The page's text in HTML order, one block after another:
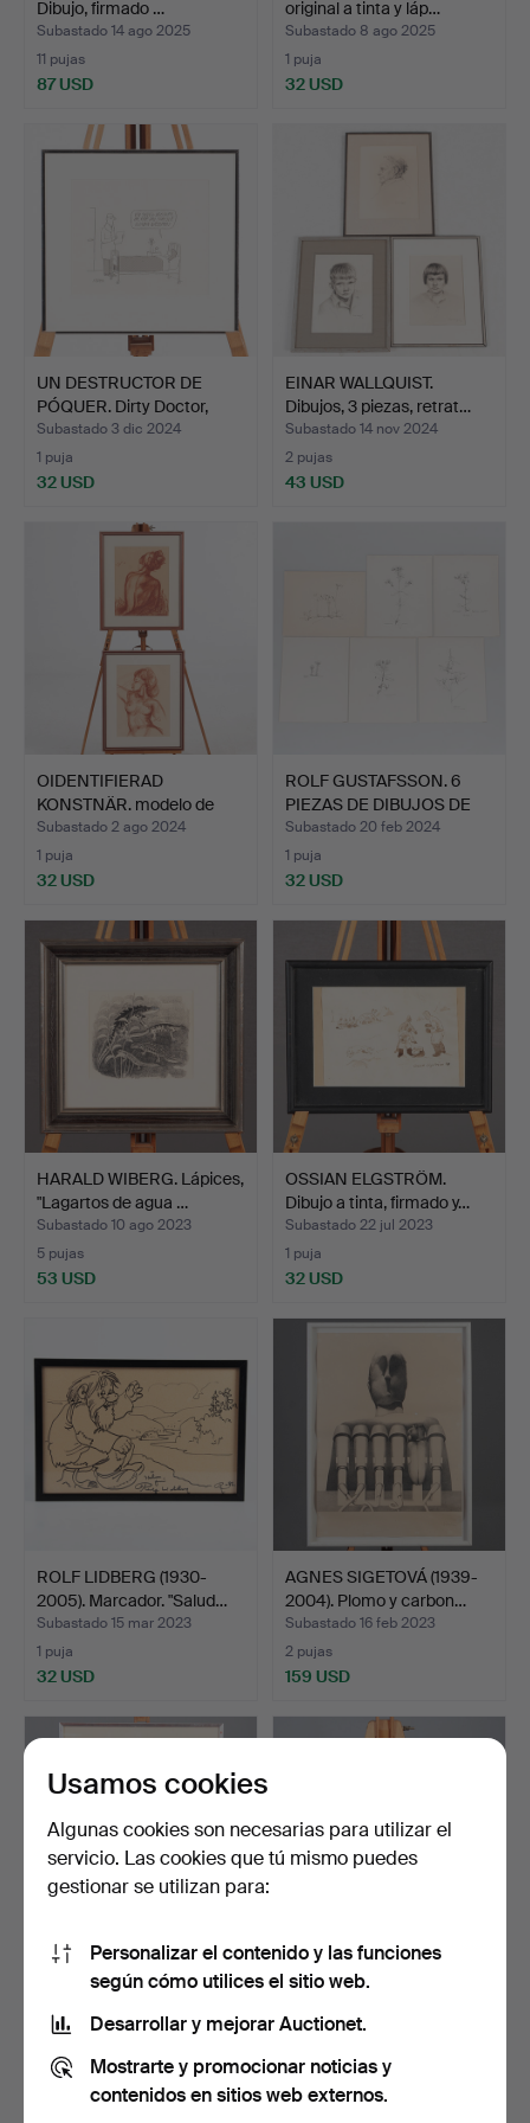
Dibujo, firmado …
Subastado 14 ago 2025
11 pujas
87 USD
original a tinta y láp…
Subastado 8 ago 2025
1 puja
32 USD
UN DESTRUCTOR DE
PÓQUER. Dirty Doctor,
dib…
Subastado 3 dic 2024
1 puja
32 USD
EINAR WALLQUIST.
Dibujos, 3 piezas, retrat…
Subastado 14 nov 2024
2 pujas
43 USD
OIDENTIFIERAD
KONSTNÄR. modelo de
estudio,…
Subastado 2 ago 2024
1 puja
32 USD
ROLF GUSTAFSSON. 6
PIEZAS DE DIBUJOS DE
FA…
Subastado 20 feb 2024
1 puja
32 USD
HARALD WIBERG. Lápices,
"Lagartos de agua …
Subastado 10 ago 2023
5 pujas
53 USD
OSSIAN ELGSTRÖM.
Dibujo a tinta, firmado y…
Subastado 22 jul 2023
1 puja
32 USD
ROLF LIDBERG (1930-
2005). Marcador. "Salud…
Subastado 15 mar 2023
1 puja
32 USD
AGNES SIGETOVÁ (1939-
2004). Plomo y carbon…
Subastado 16 feb 2023
2 pujas
159 USD
OIDENTIFIERAD
KONSTNÄR. Carbono
sobre pape…
Subastado 16 feb 2023
32 USD
MAPA DE LA PROPIEDAD.
Subastado 25 ene 2023
32 USD
Usamos cookies
Algunas cookies son necesarias para utilizar el
servicio. Las cookies que tú mismo puedes
gestionar se utilizan para:
Personalizar el contenido y las funciones
según cómo utilices el sitio web.
Desarrollar y mejorar Auctionet.
Mostrarte y promocionar noticias y
contenidos en sitios web externos.